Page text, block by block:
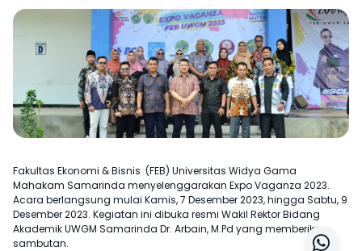
SPADA UWGM
Fakultas Ekonomi & Bisnis (FEB) Universitas Widya Gama
Mahakam Samarinda menyelenggarakan Expo Vaganza 2023.
Acara berlangsung mulai Kamis, 7 Desember 2023, hingga Sabtu, 9
Desember 2023. Kegiatan ini dibuka resmi Wakil Rektor Bidang
Akademik UWGM Samarinda Dr. Arbain, M.Pd yang memberikan
sambutan.